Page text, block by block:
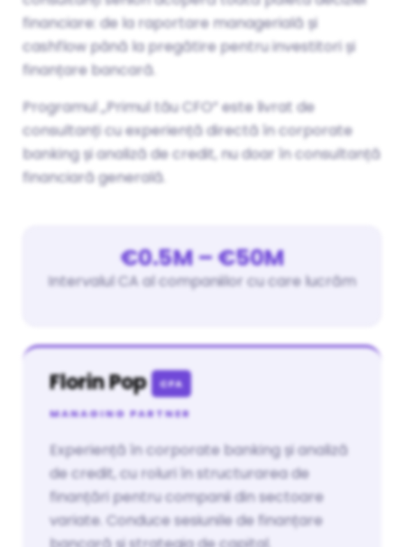
financiare: de la raportare managerială și
cashflow până la pregătire pentru investitori și
finanțare bancară.
Programul „Primul tău CFO” este livrat de
consultanți cu experiență directă în corporate
banking și analiză de credit, nu doar în consultanță
financiară generală.
€0.5M – €50M
Intervalul CA al companiilor cu care lucrăm
Florin Pop CFA
MANAGING PARTNER
Experiență în corporate banking și analiză
de credit, cu roluri în structurarea de
finanțări pentru companii din sectoare
variate. Conduce sesiunile de finanțare